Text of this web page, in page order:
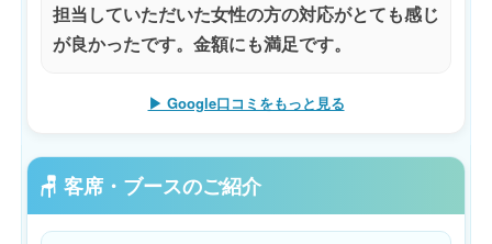
担当していただいた女性の方の対応がとても感じ
が良かったです。金額にも満足です。
▶ Google口コミをもっと見る
🪑 客席・ブースのご紹介